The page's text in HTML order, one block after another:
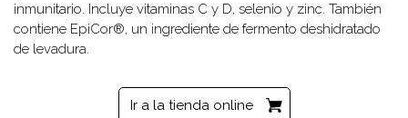
inmunitario. Incluye vitaminas C y D, selenio y zinc. También
contiene EpiCor®, un ingrediente de fermento deshidratado
de levadura.
Ir a la tienda online